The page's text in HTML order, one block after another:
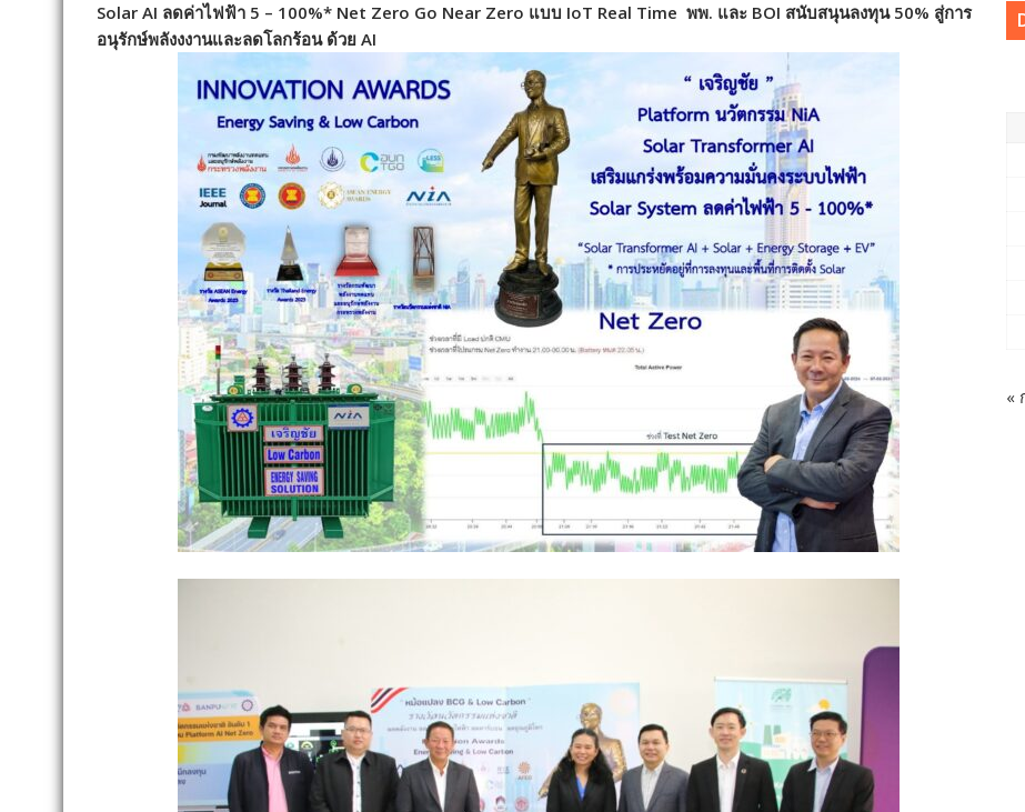
Solar AI ลดค่าไฟฟ้า 5 – 100%* Net Zero Go Near Zero แบบ IoT Real Time พพ. และ BOI สนับสนุนลงทุน 50% สู่การ
อนุรักษ์พลังงงานและลดโลกร้อน ด้วย AI
«